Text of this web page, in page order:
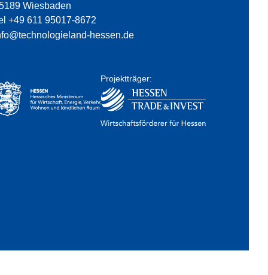
Wiesbaden
+49 611 95017-8672
hessen.de
Projektträger: